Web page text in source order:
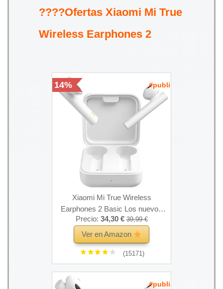
????Ofertas Xiaomi Mi True
Wireless Earphones 2
14% #publi
Xiaomi Mi True Wireless
Earphones 2 Basic Los nuevos
Auriculares Tienen una autonomía
de batería más Larga, Sonido, fácil
de Combinar, Color Blanco
(versión Global)
Precio: 34,30 € 39,99 €
Ver en Amazon
(15171)
#publi